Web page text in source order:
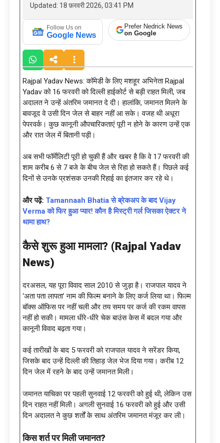
Updated: 18 फ़रवरी 2026, 03:41 PM
Follow Us on
Google News
Prefer Nedrick News
on Google
Rajpal Yadav News: कॉमेडी के लिए मशहूर अभिनेता Rajpal
Yadav को 16 फरवरी को दिल्ली हाईकोर्ट से बड़ी राहत मिली, जब
अदालत ने उन्हें अंतरिम जमानत दे दी। हालांकि, जमानत मिलने के
बावजूद वे उसी दिन जेल से बाहर नहीं आ सके। वजह थी अधूरा
पेपरवर्क। कुछ कानूनी औपचारिकताएं पूरी न होने के कारण उन्हें एक
और रात जेल में बितानी पड़ी।
अब सभी फॉर्मेलिटी पूरी हो चुकी हैं और खबर है कि वे 17 फरवरी की
शाम करीब 6 से 7 बजे के बीच जेल से रिहा हो सकते हैं। पिछले कई
दिनों से उनके प्रशंसक उनकी रिहाई का इंतजार कर रहे थे।
और पढ़ें: Tamannaah Bhatia से ब्रेकअप के बाद Vijay
Verma को फिर हुआ प्यार! कौन है मिस्ट्री गर्ल जिसका ऐक्टर ने
थामा हाथ?
कैसे शुरू हुआ मामला? (Rajpal Yadav
News)
दरअसल, यह पूरा विवाद साल 2010 से जुड़ा है। राजपाल यादव ने
‘अता पता लापता’ नाम की फिल्म बनाने के लिए कर्ज लिया था। फिल्म
बॉक्स ऑफिस पर नहीं चली और तय समय पर कर्ज की रकम वापस
नहीं हो सकी। मामला धीरे-धीरे चेक बाउंस केस में बदल गया और
कानूनी विवाद बढ़ता गया।
कई तारीखों के बाद 5 फरवरी को राजपाल यादव ने सरेंडर किया,
जिसके बाद उन्हें दिल्ली की तिहाड़ जेल भेज दिया गया। करीब 12
दिन जेल में रहने के बाद उन्हें जमानत मिली।
जमानत याचिका पर पहली सुनवाई 12 फरवरी को हुई थी, लेकिन उस
दिन राहत नहीं मिली। अगली सुनवाई 16 फरवरी को हुई और उसी
दिन अदालत ने कुछ शर्तों के साथ अंतरिम जमानत मंजूर कर ली।
किस शर्त पर मिली जमानत?